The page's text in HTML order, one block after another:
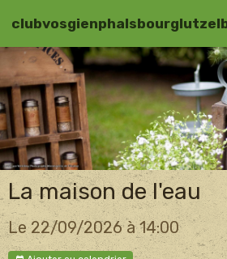
La maison de l'eau
Le 22/09/2026 à 14:00